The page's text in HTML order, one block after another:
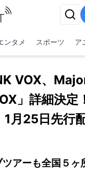
ンタメ スポーツ ア
VOX、
」詳細決定
1月25日先行
ツアーも全国５ヶ